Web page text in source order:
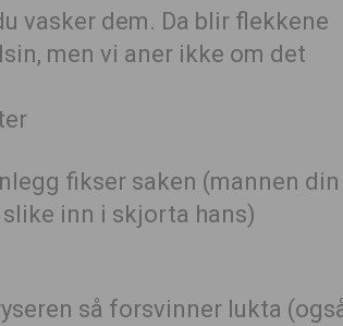
vasker dem. Da blir flekkene
men vi aner ikke om det
fikser saken (mannen din
inn i skjorta hans)
så forsvinner lukta